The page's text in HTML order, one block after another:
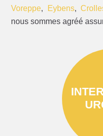
Voreppe, Eybens,
nous sommes agréé